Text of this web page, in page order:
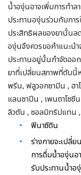
น้ำองุ่นอาจเพิ่มการทำล
ประทานองุ่นร่วมกับกา
ประสิทธิผลของยานั้น
องุ่นจึงควรขอคำแนะนำ
ประทานอยู่นั้นกำจัดออ
ยาที่เปลี่ยนสภาพที่ตับนี้ห
พรีน, ฟลูวอกซามีน , ฮา
แลนซาปีน , เพนตาโซซี
ลิวตัน , ซอลมิทริปแทน
ฟีนาซีติน
ร่างกายจะเปลี่
การดื่มน้ำองุ่นอ
รับประทานน้ำอ